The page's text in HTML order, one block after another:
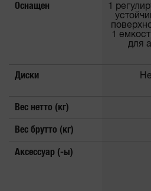
Оснащен
1
1
для
Диски
Вес нетто (кг)
Вес брутто (кг)
Аксессуар (-ы)